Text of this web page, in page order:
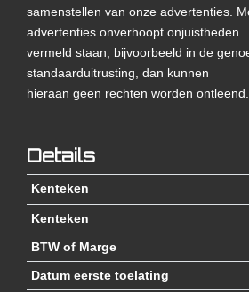
samenstellen van onze advertenties.
advertenties onverhoopt onjuistheden
vermeld staan, bijvoorbeeld in de
standaarduitrusting, dan kunnen
hieraan geen rechten worden ontleend.
Details
Kenteken
Kenteken
BTW of Marge
Datum eerste toelating